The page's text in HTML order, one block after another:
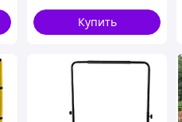
Купить